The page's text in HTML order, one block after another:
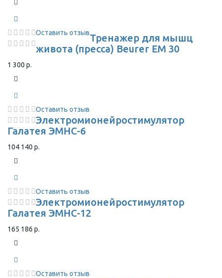
Оставить отзывТренажер для мышц
живота (пресса) Beurer EM 30
1 300 р.
Оставить отзыв
Электромионейростимулятор
Галатея ЭМНС-6
104 140 р.
Оставить отзыв
Электромионейростимулятор
Галатея ЭМНС-12
165 186 р.
Оставить отзыв